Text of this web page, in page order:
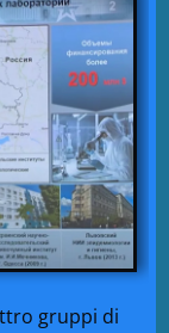
gruppi di